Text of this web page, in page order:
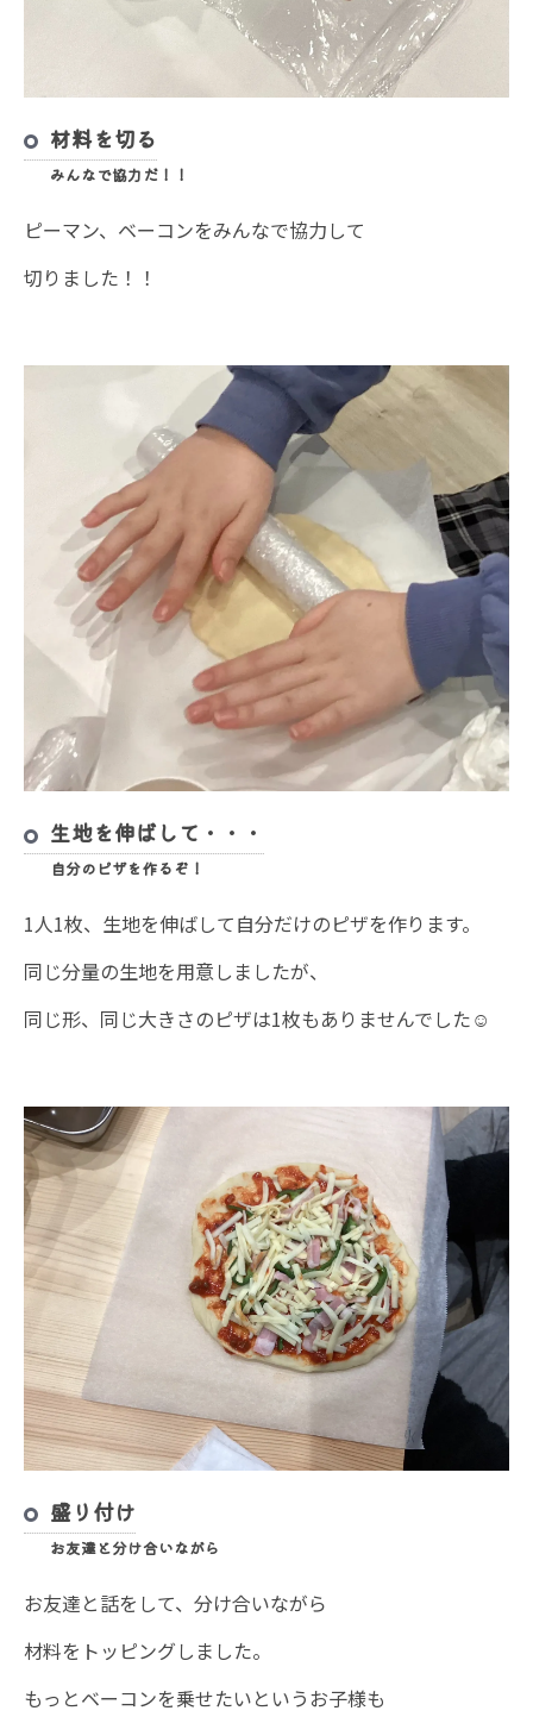
材料を切る
みんなで協力だ！！
ピーマン、ベーコンをみんなで協力して
切りました！！
生地を伸ばして・・・
自分のピザを作るぞ！
1人1枚、生地を伸ばして自分だけのピザを作ります。
同じ分量の生地を用意しましたが、
同じ形、同じ大きさのピザは1枚もありませんでした☺
盛り付け
お友達と分け合いながら
お友達と話をして、分け合いながら
材料をトッピングしました。
もっとベーコンを乗せたいというお子様も